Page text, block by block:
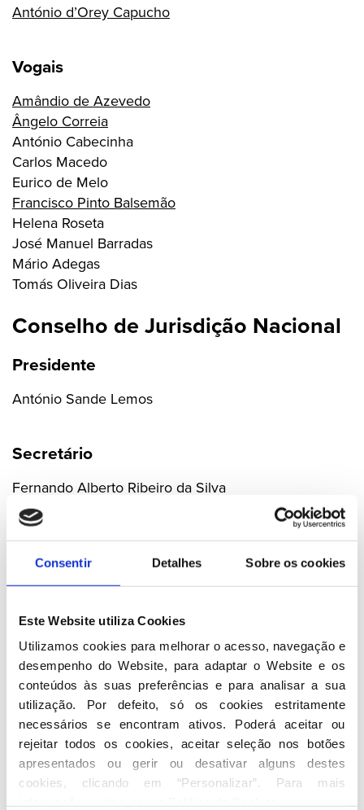
Consentir Detalhes Sobre os cookies
Este Website utiliza Cookies
Utilizamos cookies para melhorar o acesso, navegação e
desempenho do Website, para adaptar o Website e os
conteúdos às suas preferências e para analisar a sua
utilização. Por defeito, só os cookies estritamente
necessários se encontram ativos. Poderá aceitar ou
rejeitar todos os cookies, aceitar seleção nos botões
apresentados ou gerir ou desativar alguns destes
cookies, clicando em “Personalizar”. Para mais
António d’Orey Capucho
Vogais
Amândio de Azevedo
Ângelo Correia
António Cabecinha
Carlos Macedo
Eurico de Melo
Francisco Pinto Balsemão
Helena Roseta
José Manuel Barradas
Mário Adegas
Tomás Oliveira Dias
Conselho de Jurisdição Nacional
Presidente
António Sande Lemos
Secretário
Fernando Alberto Ribeiro da Silva
Membros
Orlando Guedes da Costa
António Maria Pereira
José Coelho dos Reis
Joaquim Cardoso Martins
Bernardino Costa Pereira
Conselho Nacional
Membros Eleitos